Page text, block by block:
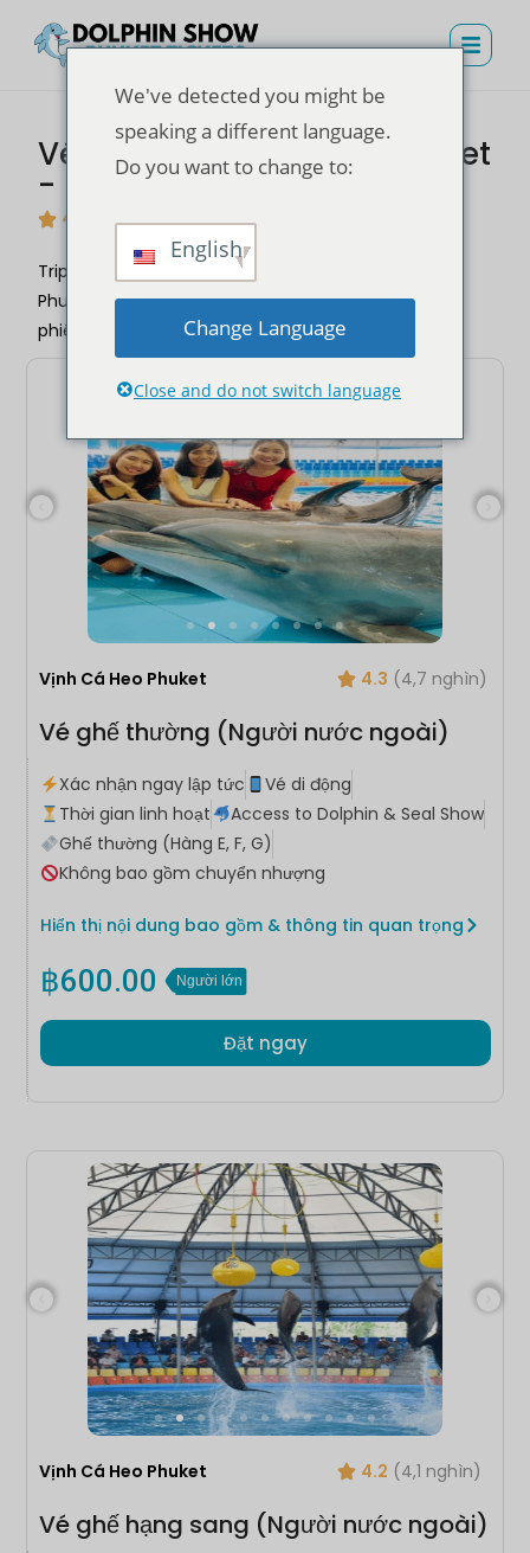
Vé xem Dolphin Show Phuket
- Dolphins Bay Phuket
4.7 (4,3 nghìn lượt đánh giá)
Triplyn Holidays cung cấp trải nghiệm Dolphin Show
Phuket khó quên. Đặt với chúng tôi để có một cuộc
phiêu lưu liền mạch!
Vịnh Cá Heo Phuket 4.3 (4,7 nghìn)
Vé ghế thường (Người nước ngoài)
Xác nhận ngay lập tức
Vé di động
Thời gian linh hoạt
Access to Dolphin & Seal Show
Ghế thường (Hàng E, F, G)
Không bao gồm chuyển nhượng
Hiển thị nội dung bao gồm & thông tin quan trọng
฿600.00 Người lớn
Đặt ngay
Vịnh Cá Heo Phuket 4.2 (4,1 nghìn)
Vé ghế hạng sang (Người nước ngoài)
We've detected you might be
speaking a different language.
Do you want to change to:
English
Change Language
Close and do not switch language